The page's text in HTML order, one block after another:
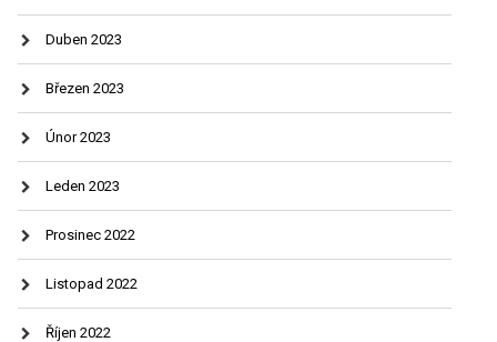
Duben 2023
Březen 2023
Únor 2023
Leden 2023
Prosinec 2022
Listopad 2022
Říjen 2022